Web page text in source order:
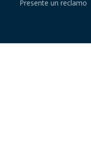
Presente un reclamo